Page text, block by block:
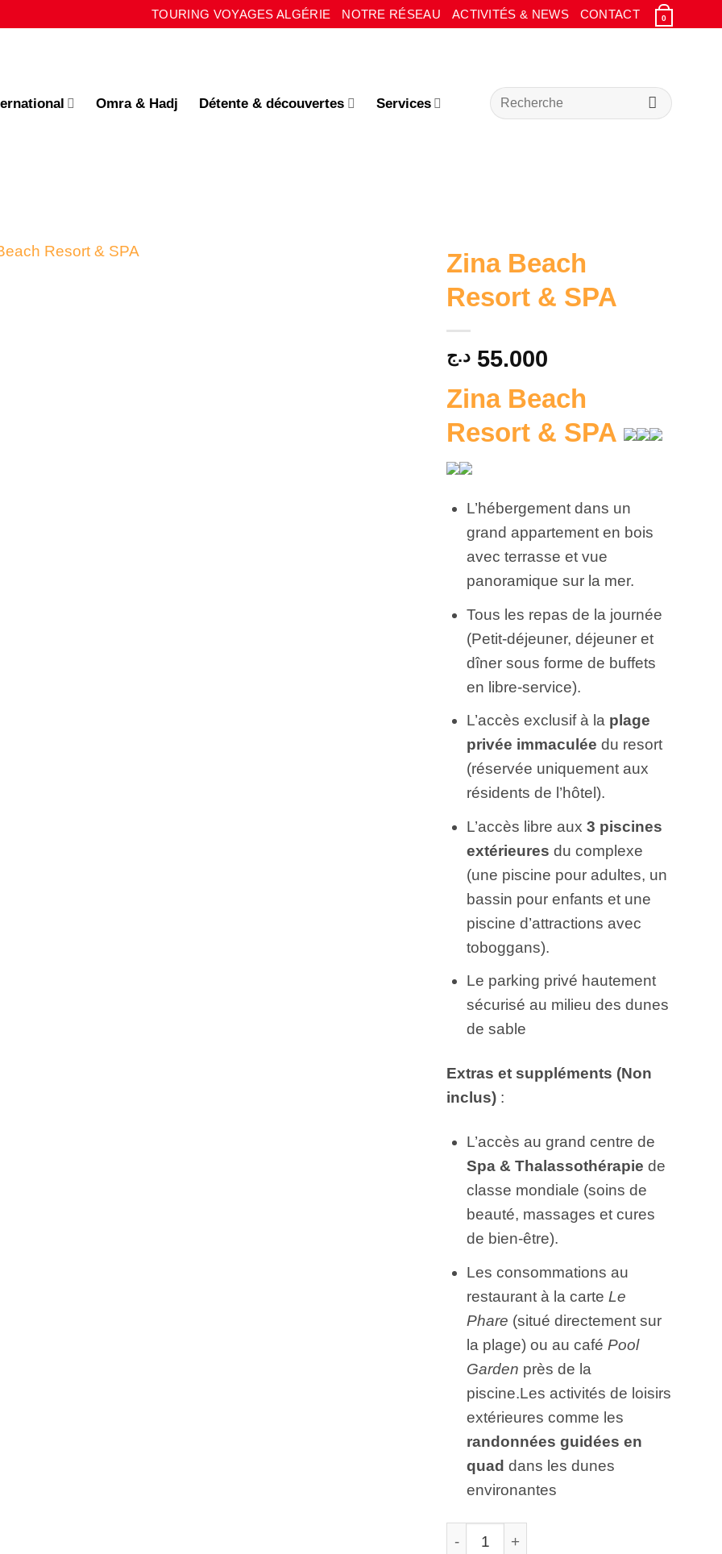
TOURING VOYAGES ALGÉRIE NOTRE RÉSEAU ACTIVITÉS & NEWS CONTACT 0
Omra & Hadj Détente & découvertes Services
Recherche
pour :
Zina Beach
Resort & SPA
55.000 د.ج
Zina Beach
Resort & SPA
L’hébergement dans un
grand appartement en bois
avec terrasse et vue
panoramique sur la mer.
Tous les repas de la journée
(Petit-déjeuner, déjeuner et
dîner sous forme de buffets
en libre-service).
L’accès exclusif à la plage
privée immaculée du resort
(réservée uniquement aux
résidents de l’hôtel).
L’accès libre aux3 piscines
extérieures du complexe
(une piscine pour adultes, un
bassin pour enfants et une
piscine d’attractions avec
toboggans).
Le parking privé hautement
sécurisé au milieu des dunes
de sable
Extras et suppléments (Non
inclus) :
L’accès au grand centre de
Spa & Thalassothérapie de
classe mondiale (soins de
beauté, massages et cures
de bien-être).
Les consommations au
restaurant à la carteLe
Phare (situé directement sur
la plage) ou au caféPool
Garden près de la
piscine.Les activités de loisirs
extérieures comme les
randonnées guidées en
quad dans les dunes
environantes